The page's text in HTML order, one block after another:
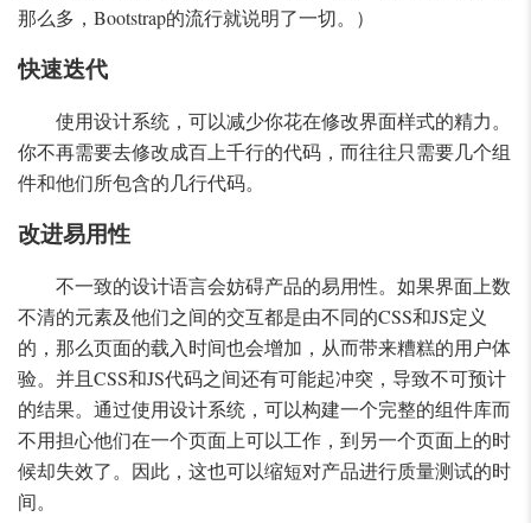
那么多，Bootstrap的流行就说明了一切。）
快速迭代
使用设计系统，可以减少你花在修改界面样式的精力。
你不再需要去修改成百上千行的代码，而往往只需要几个组
件和他们所包含的几行代码。
改进易用性
不一致的设计语言会妨碍产品的易用性。如果界面上数
不清的元素及他们之间的交互都是由不同的CSS和JS定义
的，那么页面的载入时间也会增加，从而带来糟糕的用户体
验。并且CSS和JS代码之间还有可能起冲突，导致不可预计
的结果。通过使用设计系统，可以构建一个完整的组件库而
不用担心他们在一个页面上可以工作，到另一个页面上的时
候却失效了。因此，这也可以缩短对产品进行质量测试的时
间。